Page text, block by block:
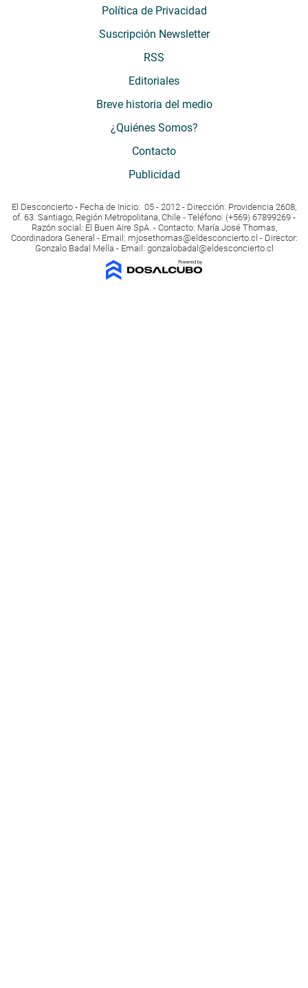
Política de Privacidad
Suscripción Newsletter
RSS
Editoriales
Breve historia del medio
¿Quiénes Somos?
Contacto
Publicidad
El Desconcierto - Fecha de Inicio: 05 - 2012 - Dirección: Providencia 2608,
of. 63. Santiago, Región Metropolitana, Chile - Teléfono: (+569) 67899269 -
Razón social: El Buen Aire SpA. - Contacto: María José Thomas,
Coordinadora General - Email: mjosethomas@eldesconcierto.cl - Director:
Gonzalo Badal Mella - Email: gonzalobadal@eldesconcierto.cl